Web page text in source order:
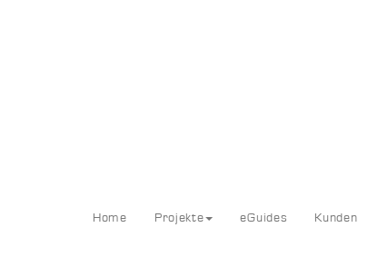
Home Projekte eGuides Kunden